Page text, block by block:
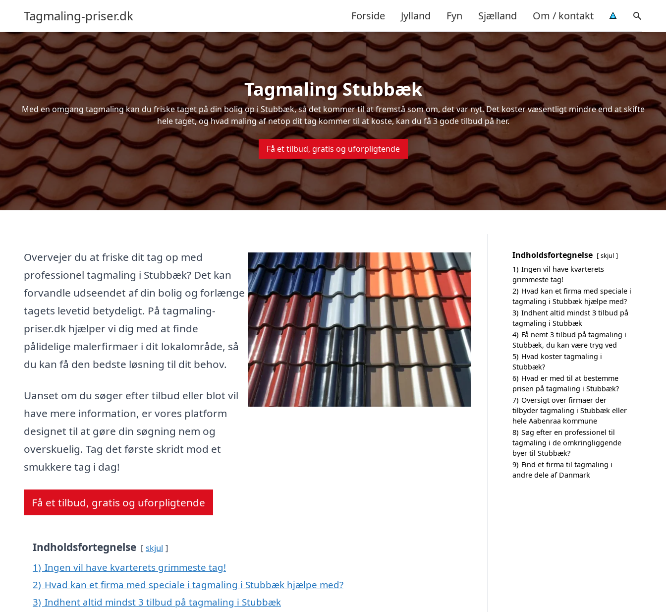
Tagmaling-priser.dk Forside Jylland Fyn Sjælland Om / kontakt
Tagmaling Stubbæk
Med en omgang tagmaling kan du friske taget på din bolig op i Stubbæk, så det kommer til at fremstå som om, det var nyt. Det koster væsentligt mindre end at skifte
hele taget, og hvad maling af netop dit tag kommer til at koste, kan du få 3 gode tilbud på her.
Få et tilbud, gratis og uforpligtende
Overvejer du at friske dit tag op med
professionel tagmaling i Stubbæk? Det kan
forvandle udseendet af din bolig og forlænge
tagets levetid betydeligt. På tagmaling-
priser.dk hjælper vi dig med at finde
pålidelige malerfirmaer i dit lokalområde, så
du kan få den bedste løsning til dit behov.
Uanset om du søger efter tilbud eller blot vil
have mere information, er vores platform
designet til at gøre din søgning nem og
overskuelig. Tag det første skridt mod et
smukkere tag i dag!
Få et tilbud, gratis og uforpligtende
Indholdsfortegnelse skjul
1) Ingen vil have kvarterets grimmeste tag!
2) Hvad kan et firma med speciale i tagmaling i Stubbæk hjælpe med?
3) Indhent altid mindst 3 tilbud på tagmaling i Stubbæk
Indholdsfortegnelse skjul
1) Ingen vil have kvarterets
grimmeste tag!
2) Hvad kan et firma med speciale i
tagmaling i Stubbæk hjælpe med?
3) Indhent altid mindst 3 tilbud på
tagmaling i Stubbæk
4) Få nemt 3 tilbud på tagmaling i
Stubbæk, du kan være tryg ved
5) Hvad koster tagmaling i
Stubbæk?
6) Hvad er med til at bestemme
prisen på tagmaling i Stubbæk?
7) Oversigt over firmaer der
tilbyder tagmaling i Stubbæk eller
hele Aabenraa kommune
8) Søg efter en professionel til
tagmaling i de omkringliggende
byer til Stubbæk?
9) Find et firma til tagmaling i
andre dele af Danmark